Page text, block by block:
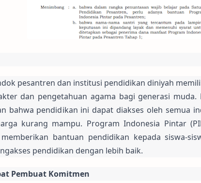
pesantren dan institusi pendidikan diniyah
dan pengetahuan agama bagi generasi
bahwa pendidikan ini dapat diakses oleh semua
kurang mampu. Program Indonesia Pintar
bantuan pendidikan kepada siswa-
pendidikan dengan lebih baik.
Pembuat Komitmen